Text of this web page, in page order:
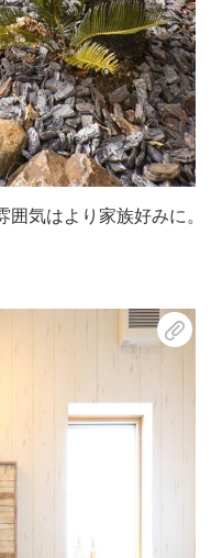
気はより家族好みに。